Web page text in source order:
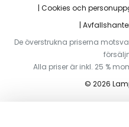
Cookies och
De överstrukna priserna
Alla priser är inkl. 25 %
© 2026